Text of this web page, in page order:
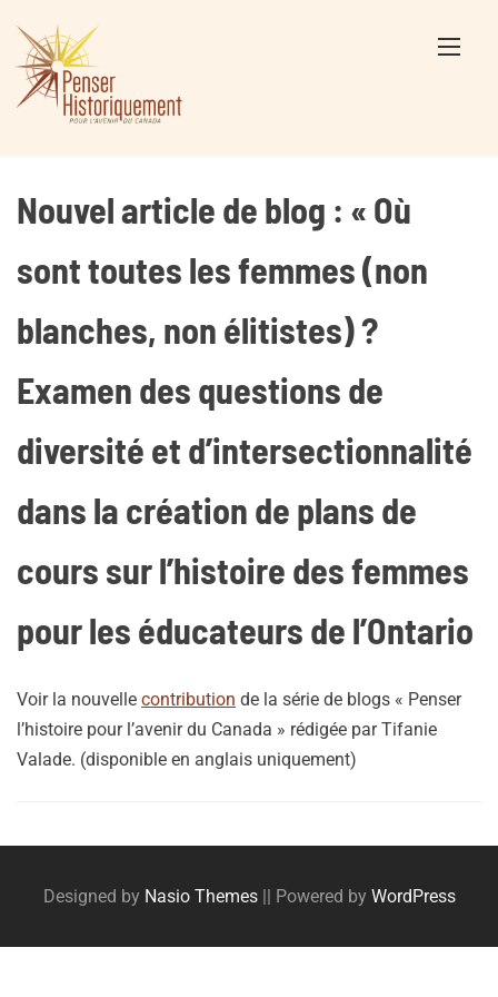
content
Nouvel article de blog : « Où
sont toutes les femmes (non
blanches, non élitistes) ?
Examen des questions de
diversité et d’intersectionnalité
dans la création de plans de
cours sur l’histoire des femmes
pour les éducateurs de l’Ontario
Voir la nouvelle contribution de la série de blogs « Penser
l’histoire pour l’avenir du Canada » rédigée par Tifanie
Valade. (disponible en anglais uniquement)
Posts
navigation
Designed by Nasio Themes || Powered by WordPress